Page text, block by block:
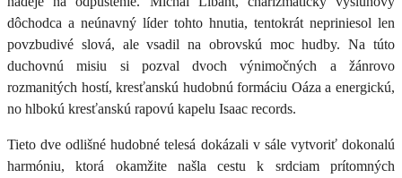
dôchodca a neúnavný líder tohto hnutia, tentokrát nepriniesol len
povzbudivé slová, ale vsadil na obrovskú moc hudby. Na túto
duchovnú misiu si pozval dvoch výnimočných a žánrovo
rozmanitých hostí,kresťanskú hudobnú formáciu Oáza a energickú,
no hlbokú kresťanskú rapovú kapelu Isaac records.
​Tieto dve odlišné hudobné telesá dokázali v sále vytvoriť dokonalú
harmóniu, ktorá okamžite našla cestu k srdciam prítomných